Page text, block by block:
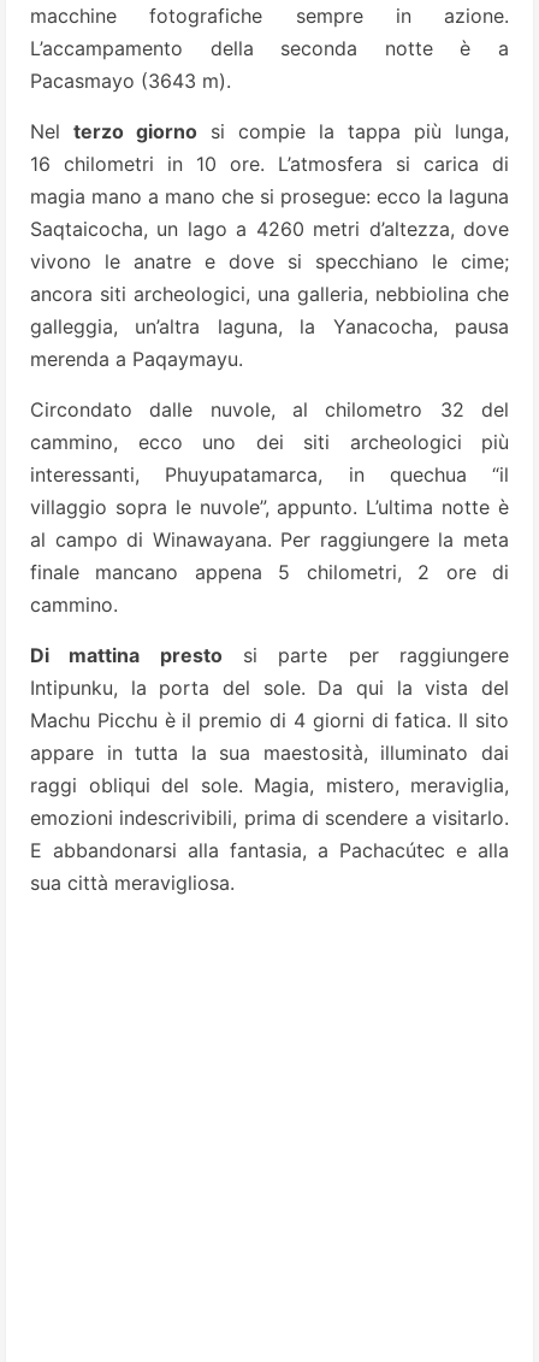
macchine fotografiche sempre in azione.
L’accampamento della seconda notte è a
Pacasmayo (3643 m).
Nel terzo giorno si compie la tappa più lunga,
16 chilometri in 10 ore. L’atmosfera si carica di
magia mano a mano che si prosegue: ecco la laguna
Saqtaicocha, un lago a 4260 metri d’altezza, dove
vivono le anatre e dove si specchiano le cime;
ancora siti archeologici, una galleria, nebbiolina che
galleggia, un’altra laguna, la Yanacocha, pausa
merenda a Paqaymayu.
Circondato dalle nuvole, al chilometro 32 del
cammino, ecco uno dei siti archeologici più
interessanti, Phuyupatamarca, in quechua “il
villaggio sopra le nuvole”, appunto. L’ultima notte è
al campo di Winawayana. Per raggiungere la meta
finale mancano appena 5 chilometri, 2 ore di
cammino.
Di mattina prestosi parte per raggiungere
Intipunku, la porta del sole. Da qui la vista del
Machu Picchu è il premio di 4 giorni di fatica. Il sito
appare in tutta la sua maestosità, illuminato dai
raggi obliqui del sole. Magia, mistero, meraviglia,
emozioni indescrivibili, prima di scendere a visitarlo.
E abbandonarsi alla fantasia, a Pachacútec e alla
sua città meravigliosa.